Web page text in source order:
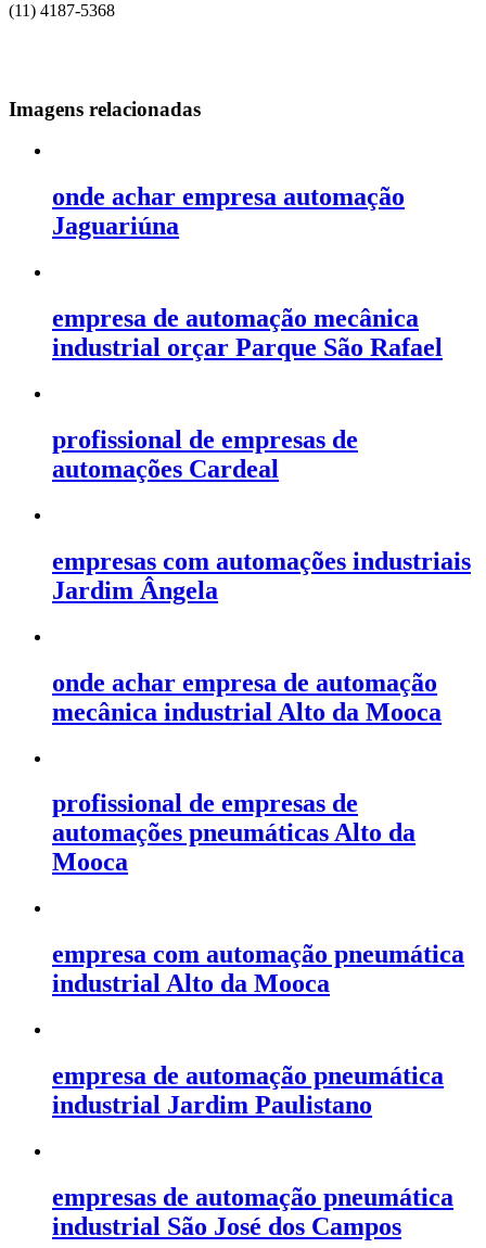
(11) 4187-5368
Imagens relacionadas
onde achar empresa automação
Jaguariúna
empresa de automação mecânica
industrial orçar Parque São Rafael
profissional de empresas de
automações Cardeal
empresas com automações industriais
Jardim Ângela
onde achar empresa de automação
mecânica industrial Alto da Mooca
profissional de empresas de
automações pneumáticas Alto da
Mooca
empresa com automação pneumática
industrial Alto da Mooca
empresa de automação pneumática
industrial Jardim Paulistano
empresas de automação pneumática
industrial São José dos Campos